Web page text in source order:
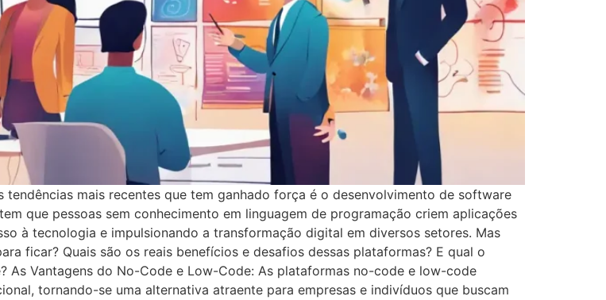
mais recentes que tem ganhado força é o desenvolvimento de software
que pessoas sem conhecimento em linguagem de programação criem aplicações
à tecnologia e impulsionando a transformação digital em diversos setores. Mas
ficar? Quais são os reais benefícios e desafios dessas plataformas? E qual o
Vantagens do No-Code e Low-Code: As plataformas no-code e low-code
tornando-se uma alternativa atraente para empresas e indivíduos que buscam